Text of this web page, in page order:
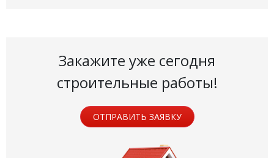
Закажите уже сегодня
строительные работы!
ОТПРАВИТЬ ЗАЯВКУ